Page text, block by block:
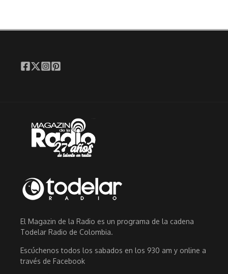
El Magazin de la Radio es un programa de la cadena
Todelar Radio de Colombia.
Escúchenos todos los sabados en los 930 am y online a
través de Facebook